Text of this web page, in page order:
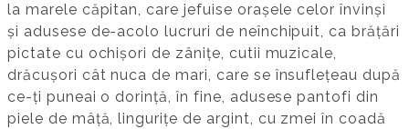
la marele căpitan, care jefuise orașele celor învinși
și adusese de-acolo lucruri de neînchipuit, ca brățări
pictate cu ochișori de zânițe, cutii muzicale,
drăcușori cât nuca de mari, care se însuflețeau după
ce-ți puneai o dorință, în fine, adusese pantofi din
piele de mâță, lingurițe de argint, cu zmei în coadă